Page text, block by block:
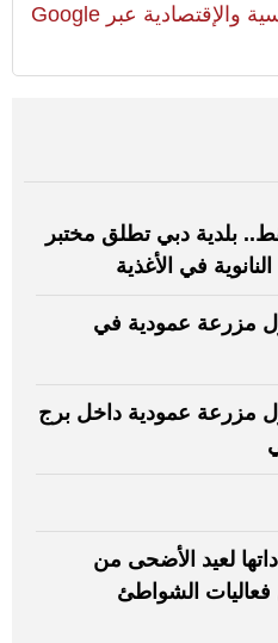
المستجدات السياسية والإقتصادية عبر Google
5 دقائق فقط.. بلدية دبي تطلق مختبر
في الأغذية
مزرعة عمودية في
مزرعة عمودية داخل برج
لعيد الأضحى من
فعاليات الشواطئ